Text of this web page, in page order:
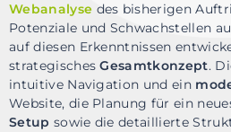
Webanalyse des bisherigen
Potenziale und Schwachstellen
auf diesen Erkenntnissen
strategischesGesamtkonzept.
intuitive Navigation und ein
Website, die Planung für ein
Setup sowie die detaillierte